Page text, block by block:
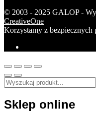
© 2003 - 2025 GALOP -
CreativeOne
Korzystamy z bezpiecznych
Sklep online